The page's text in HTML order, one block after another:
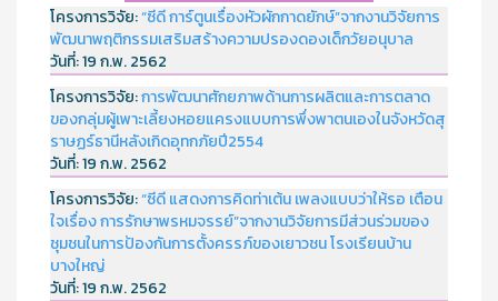
โครงการวิจัย:“ซีดี การ์ตูนเรื่องหัวผักกาดยักษ์”จากงานวิจัยการ
พัฒนาพฤติกรรมเสริมสร้างความปรองดองเด็กวัยอนุบาล
วันที่:19 ก.พ. 2562
โครงการวิจัย:การพัฒนาศักยภาพด้านการผลิตและการตลาด
ของกลุ่มผู้เพาะเลี้ยงหอยแครงแบบการพึ่งพาตนเองในจังหวัดสุ
ราษฏร์ธานีหลังเกิดอุทกภัยปี2554
วันที่:19 ก.พ. 2562
โครงการวิจัย:“ซีดี แสดงการคิดท่าเต้น เพลงแบบว่าให้รอ เตือน
ใจเรื่อง การรักษาพรหมจรรย์”จากงานวิจัยการมีส่วนร่วมของ
ชุมชนในการป้องกันการตั้งครรภ์ของเยาวชน โรงเรียนบ้าน
บางใหญ่
วันที่:19 ก.พ. 2562